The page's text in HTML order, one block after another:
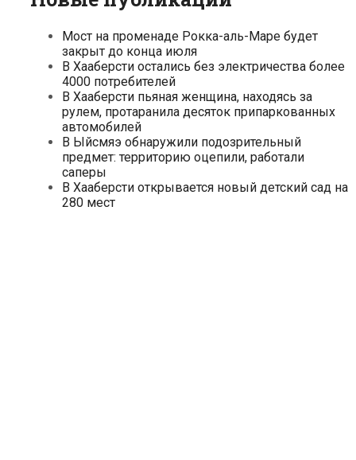
Мост на променаде Рокка-аль-Маре будет
закрыт до конца июля
В Хааберсти остались без электричества более
4000 потребителей
В Хааберсти пьяная женщина, находясь за
рулем, протаранила десяток припаркованных
автомобилей
В Ыйсмяэ обнаружили подозрительный
предмет: территорию оцепили, работали
саперы
В Хааберсти открывается новый детский сад на
280 мест